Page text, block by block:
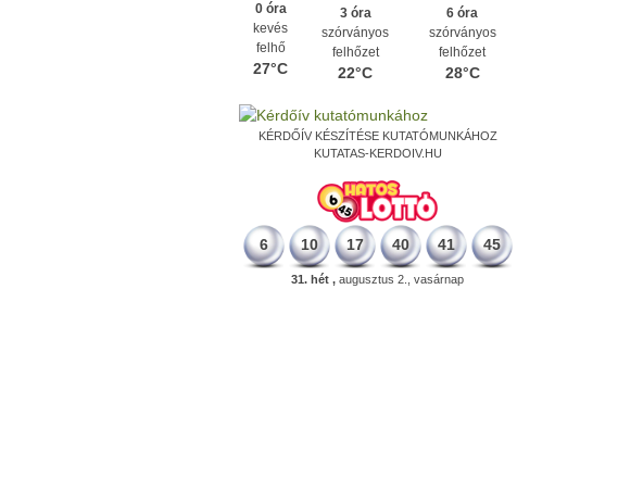
0 óra
kevés
felhő
27°C
3 óra
szórványos
felhőzet
22°C
6 óra
szórványos
felhőzet
28°C
KÉRDŐÍV KÉSZÍTÉSE KUTATÓMUNKÁHOZ
KUTATAS-KERDOIV.HU
6 10 17 40 41 45
31. hét , augusztus 2., vasárnap